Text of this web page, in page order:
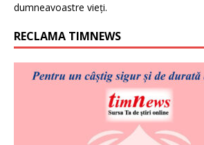
dumneavoastre vieți.
RECLAMA TIMNEWS